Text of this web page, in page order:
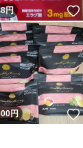
！
円
！
円